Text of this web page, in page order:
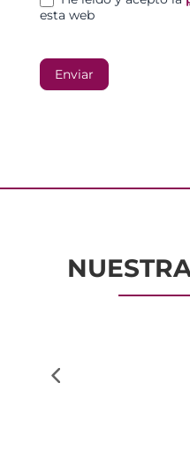
esta web
Enviar